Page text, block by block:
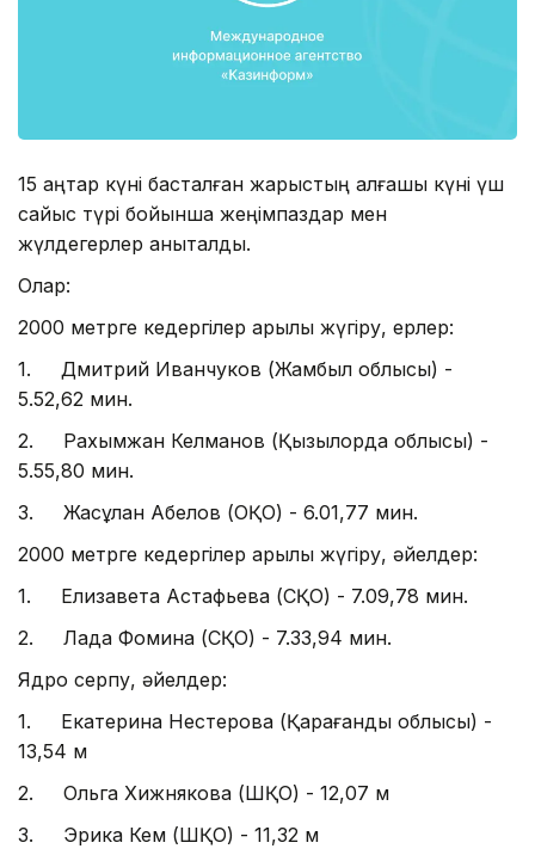
15 қаңтар күні басталған жарыстың алғашқы күні үш
сайыс түрі бойынша жеңімпаздар мен
жүлдегерлер анықталды.
Олар:
2000 метрге кедергілер арқылы жүгіру, ерлер:
1. Дмитрий Иванчуков (Жамбыл облысы) -
5.52,62 мин.
2. Рахымжан Келманов (Қызылорда облысы) -
5.55,80 мин.
3. Жасұлан Абелов (ОҚО) - 6.01,77 мин.
2000 метрге кедергілер арқылы жүгіру, әйелдер:
1. Елизавета Астафьева (СҚО) - 7.09,78 мин.
2. Лада Фомина (СҚО) - 7.33,94 мин.
Ядро серпу, әйелдер:
1. Екатерина Нестерова (Қарағанды облысы) -
13,54 м
2. Ольга Хижнякова (ШҚО) - 12,07 м
3. Эрика Кем (ШҚО) - 11,32 м